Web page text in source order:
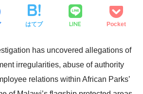
はてブ LINE Pocket
has uncovered allegations of
irregularities, abuse of authority
relations within African Parks’